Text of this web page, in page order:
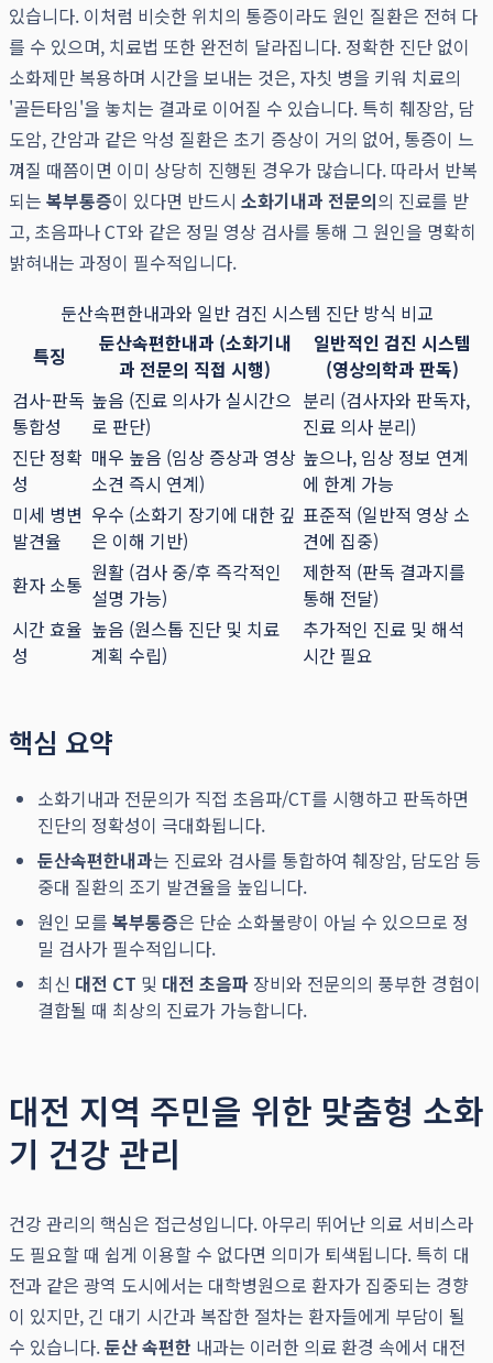
있습니다. 이처럼 비슷한 위치의 통증이라도 원인 질환은 전혀 다
를 수 있으며, 치료법 또한 완전히 달라집니다. 정확한 진단 없이
소화제만 복용하며 시간을 보내는 것은, 자칫 병을 키워 치료의
'골든타임'을 놓치는 결과로 이어질 수 있습니다. 특히 췌장암, 담
도암, 간암과 같은 악성 질환은 초기 증상이 거의 없어, 통증이 느
껴질 때쯤이면 이미 상당히 진행된 경우가 많습니다. 따라서 반복
되는 복부통증이 있다면 반드시 소화기내과 전문의의 진료를 받
고, 초음파나 CT와 같은 정밀 영상 검사를 통해 그 원인을 명확히
밝혀내는 과정이 필수적입니다.
둔산속편한내과와 일반 검진 시스템 진단 방식 비교
특징
둔산속편한내과 (소화기내
과 전문의 직접 시행)
일반적인 검진 시스템
(영상의학과 판독)
검사-판독
통합성
높음 (진료 의사가 실시간으
로 판단)
분리 (검사자와 판독자,
진료 의사 분리)
진단 정확
성
매우 높음 (임상 증상과 영상
소견 즉시 연계)
높으나, 임상 정보 연계
에 한계 가능
미세 병변
발견율
우수 (소화기 장기에 대한 깊
은 이해 기반)
표준적 (일반적 영상 소
견에 집중)
환자 소통 원활 (검사 중/후 즉각적인
설명 가능)
제한적 (판독 결과지를
통해 전달)
시간 효율
성
높음 (원스톱 진단 및 치료
계획 수립)
추가적인 진료 및 해석
시간 필요
핵심 요약
소화기내과 전문의가 직접 초음파/CT를 시행하고 판독하면
진단의 정확성이 극대화됩니다.
둔산속편한내과는 진료와 검사를 통합하여 췌장암, 담도암 등
중대 질환의 조기 발견율을 높입니다.
원인 모를 복부통증은 단순 소화불량이 아닐 수 있으므로 정
밀 검사가 필수적입니다.
최신 대전 CT 및 대전 초음파 장비와 전문의의 풍부한 경험이
결합될 때 최상의 진료가 가능합니다.
대전 지역 주민을 위한 맞춤형 소화
기 건강 관리
건강 관리의 핵심은 접근성입니다. 아무리 뛰어난 의료 서비스라
도 필요할 때 쉽게 이용할 수 없다면 의미가 퇴색됩니다. 특히 대
전과 같은 광역 도시에서는 대학병원으로 환자가 집중되는 경향
이 있지만, 긴 대기 시간과 복잡한 절차는 환자들에게 부담이 될
수 있습니다.둔산 속편한 내과는 이러한 의료 환경 속에서 대전